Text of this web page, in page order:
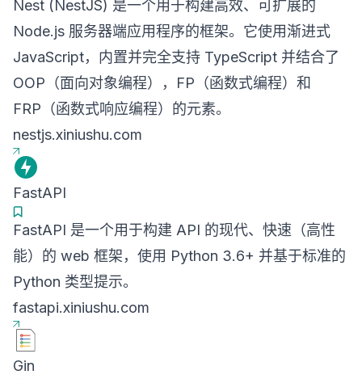
Nest (NestJS) 是一个用于构建高效、可扩展的
Node.js 服务器端应用程序的框架。它使用渐进式
JavaScript，内置并完全支持 TypeScript 并结合了
OOP（面向对象编程），FP（函数式编程）和
FRP（函数式响应编程）的元素。
nestjs.xiniushu.com
FastAPI
FastAPI 是一个用于构建 API 的现代、快速（高性
能）的 web 框架，使用 Python 3.6+ 并基于标准的
Python 类型提示。
fastapi.xiniushu.com
Gin